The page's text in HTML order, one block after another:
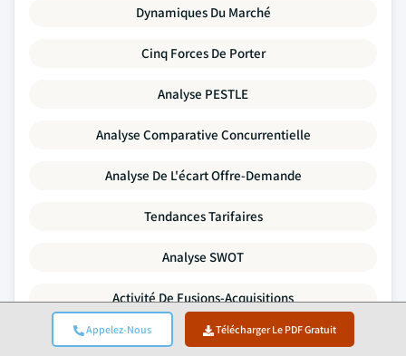
Appelez-Nous Télécharger Le PDF Gratuit
Dynamiques Du Marché
Cinq Forces De Porter
Analyse PESTLE
Analyse Comparative Concurrentielle
Analyse De L'écart Offre-Demande
Tendances Tarifaires
Analyse SWOT
Activité De Fusions-Acquisitions
Paysage De L'investissement Et Du Financement